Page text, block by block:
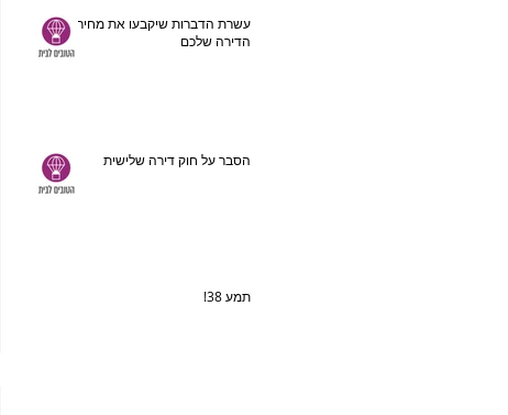
עשרת הדברות שיקבעו את מחיר
הדירה שלכם
הסבר על חוק דירה שלישית
תמע 38!